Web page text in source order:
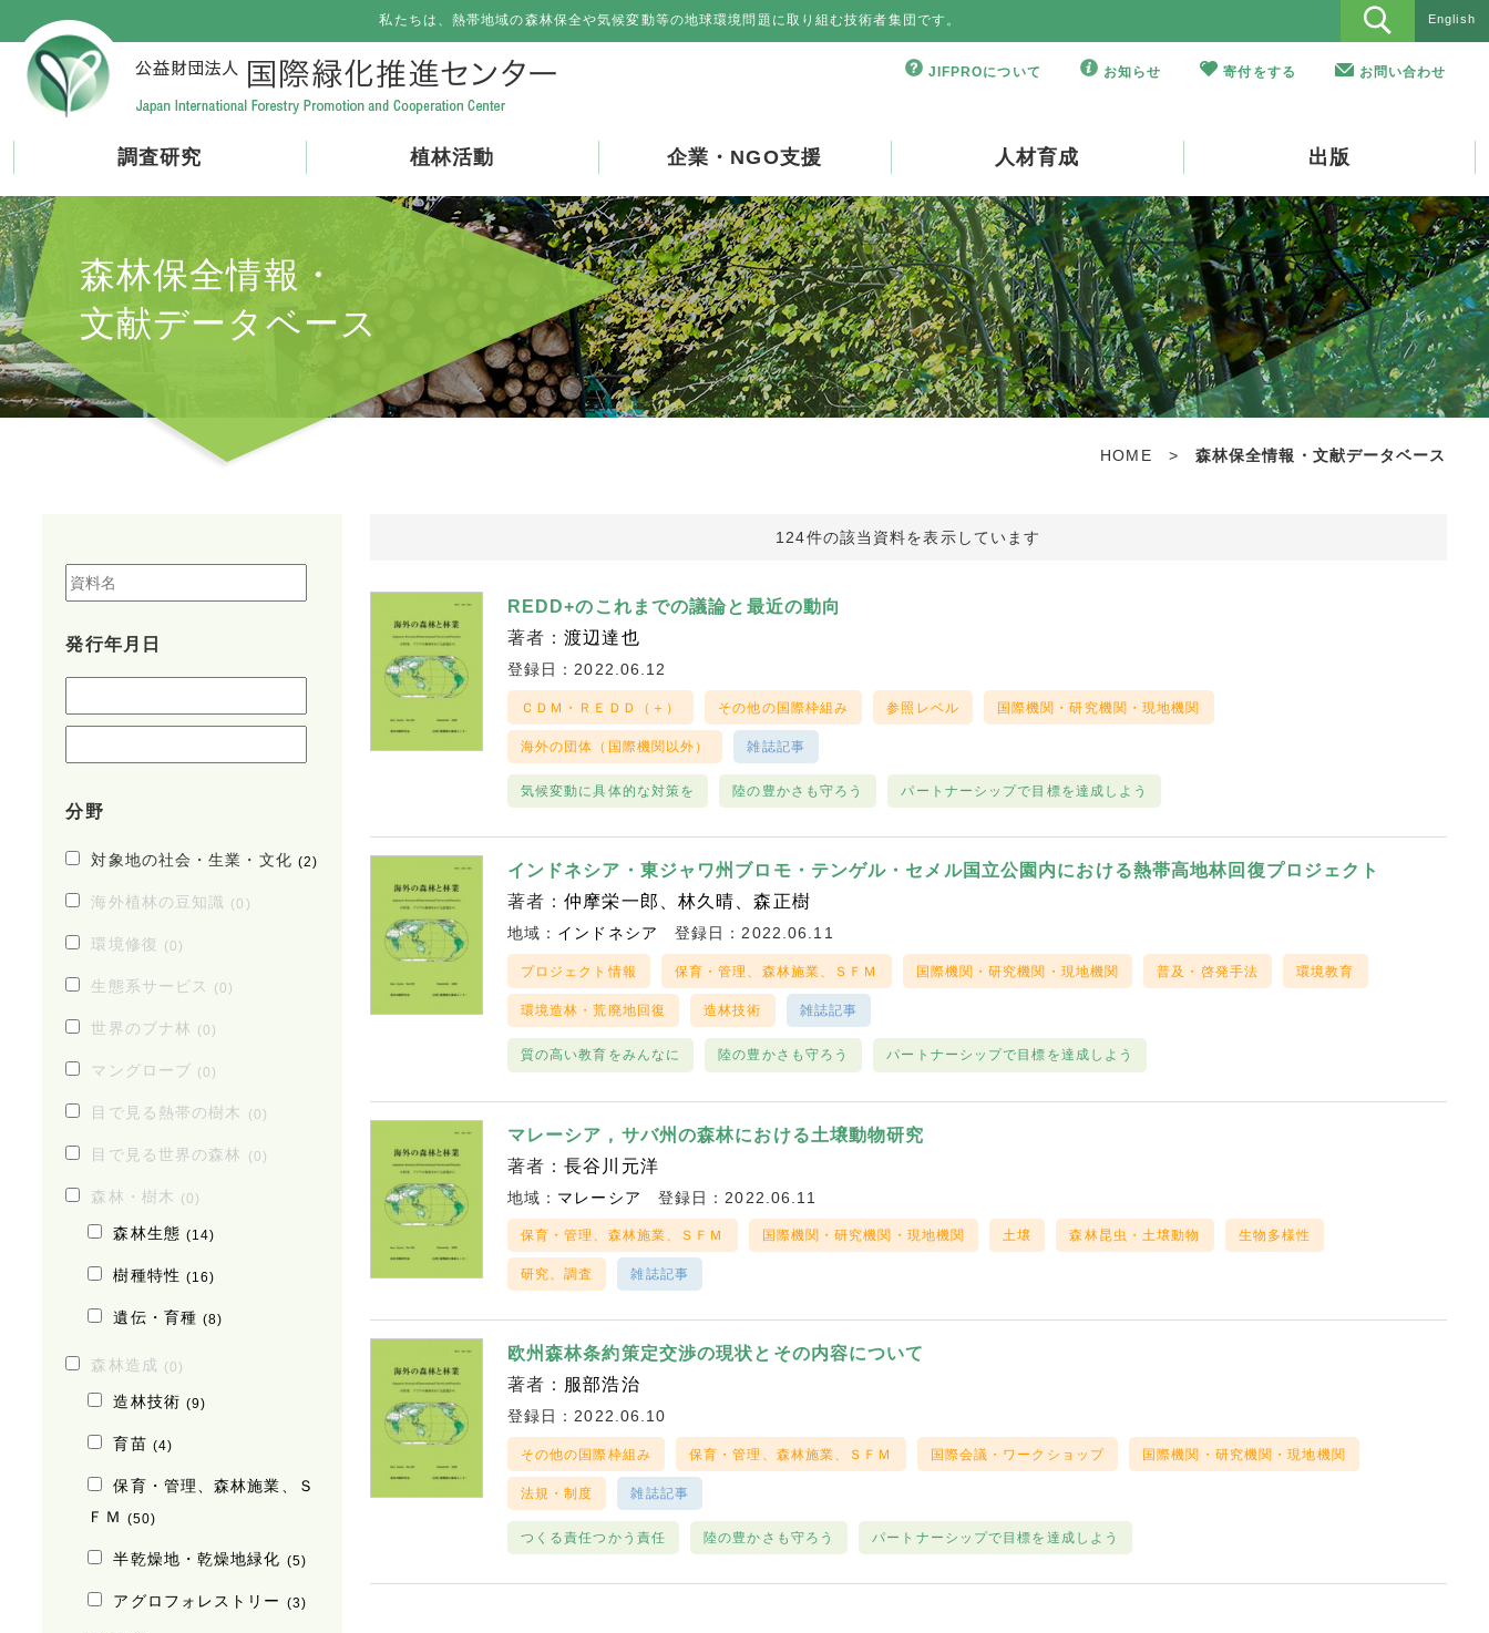
私たちは、熱帯地域の森林保全や気候変動等の地球環境問題に取り組む技術者集団です。 English
JIFPROについて お知らせ 寄付をする お問い合わせ
調査研究 植林活動 企業・NGO支援 人材育成 出版
森林保全情報・
文献データベース
HOME > 森林保全情報・文献データベース
発行年月日
分野
対象地の社会・生業・文化 (2)
海外植林の豆知識 (0)
環境修復 (0)
生態系サービス (0)
世界のブナ林 (0)
マングローブ (0)
目で見る熱帯の樹木 (0)
目で見る世界の森林 (0)
森林・樹木 (0)
森林生態 (14)
樹種特性 (16)
遺伝・育種 (8)
森林造成 (0)
造林技術 (9)
育苗 (4)
保育・管理、森林施業、Ｓ
ＦＭ (50)
半乾燥地・乾燥地緑化 (5)
アグロフォレストリー (3)
124件の該当資料を表示しています
REDD+のこれまでの議論と最近の動向
著者：渡辺達也
登録日：2022.06.12
ＣＤＭ・ＲＥＤＤ（＋） その他の国際枠組み 参照レベル 国際機関・研究機関・現地機関
海外の団体（国際機関以外） 雑誌記事
気候変動に具体的な対策を 陸の豊かさも守ろう パートナーシップで目標を達成しよう
インドネシア・東ジャワ州ブロモ・テンゲル・セメル国立公園内における熱帯高地林回復プロジェクト
著者：仲摩栄一郎 林久晴 森正樹
地域： インドネシア 登録日：2022.06.11
プロジェクト情報 保育・管理、森林施業、ＳＦＭ 国際機関・研究機関・現地機関 普及・啓発手法 環境教育
環境造林・荒廃地回復 造林技術 雑誌記事
質の高い教育をみんなに 陸の豊かさも守ろう パートナーシップで目標を達成しよう
マレーシア，サバ州の森林における土壌動物研究
著者：長谷川元洋
地域： マレーシア 登録日：2022.06.11
保育・管理、森林施業、ＳＦＭ 国際機関・研究機関・現地機関 土壌 森林昆虫・土壌動物 生物多様性
研究、調査 雑誌記事
欧州森林条約策定交渉の現状とその内容について
著者： 服部浩治
登録日：2022.06.10
その他の国際枠組み 保育・管理、森林施業、ＳＦＭ 国際会議・ワークショップ 国際機関・研究機関・現地機関
法規・制度 雑誌記事
つくる責任つかう責任 陸の豊かさも守ろう パートナーシップで目標を達成しよう